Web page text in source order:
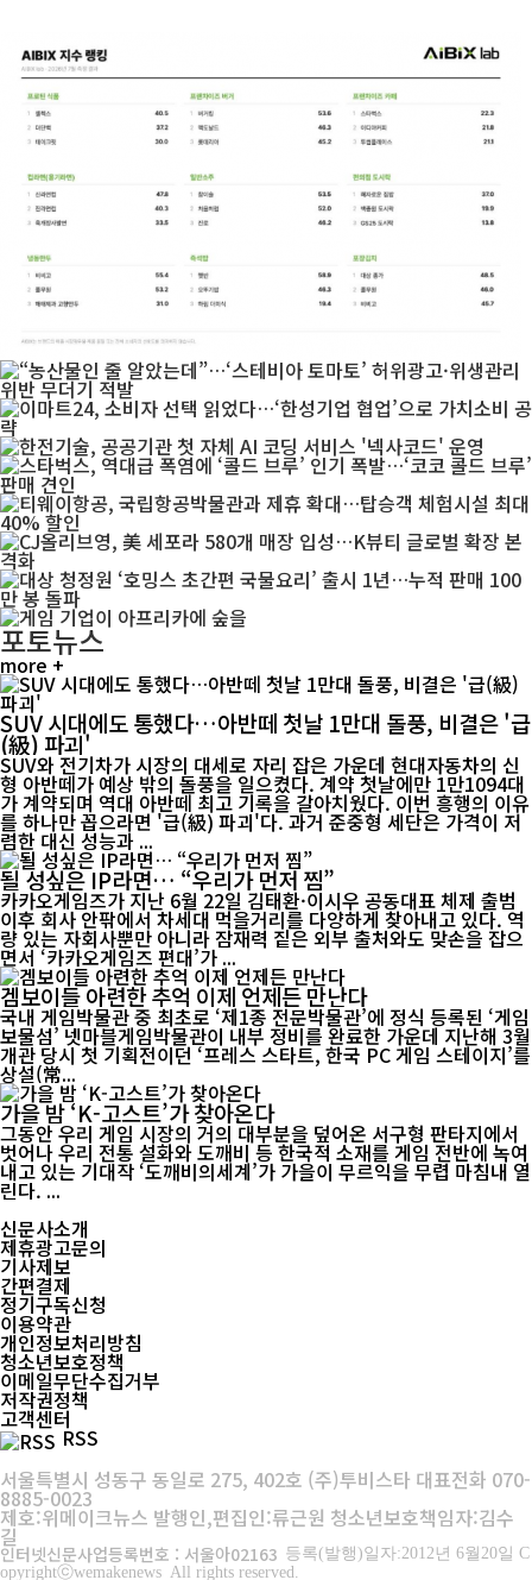
포토뉴스
more +
SUV 시대에도 통했다…아반떼 첫날 1만대 돌풍, 비결은 '급
(級) 파괴'
SUV와 전기차가 시장의 대세로 자리 잡은 가운데 현대자동차의 신
형 아반떼가 예상 밖의 돌풍을 일으켰다. 계약 첫날에만 1만1094대
가 계약되며 역대 아반떼 최고 기록을 갈아치웠다. 이번 흥행의 이유
를 하나만 꼽으라면 '급(級) 파괴'다. 과거 준중형 세단은 가격이 저
렴한 대신 성능과 ...
될 성싶은 IP라면… “우리가 먼저 찜”
카카오게임즈가 지난 6월 22일 김태환·이시우 공동대표 체제 출범
이후 회사 안팎에서 차세대 먹을거리를 다양하게 찾아내고 있다. 역
량 있는 자회사뿐만 아니라 잠재력 짙은 외부 출처와도 맞손을 잡으
면서 ‘카카오게임즈 편대’가 ...
겜보이들 아련한 추억 이제 언제든 만난다
국내 게임박물관 중 최초로 ‘제1종 전문박물관’에 정식 등록된 ‘게임
보물섬’ 넷마블게임박물관이 내부 정비를 완료한 가운데 지난해 3월
개관 당시 첫 기획전이던 ‘프레스 스타트, 한국 PC 게임 스테이지’를
상설(常...
가을 밤 ‘K-고스트’가 찾아온다
그동안 우리 게임 시장의 거의 대부분을 덮어온 서구형 판타지에서
벗어나 우리 전통 설화와 도깨비 등 한국적 소재를 게임 전반에 녹여
내고 있는 기대작 ‘도깨비의세계’가 가을이 무르익을 무렵 마침내 열
린다. ...
신문사소개
제휴광고문의
기사제보
간편결제
정기구독신청
이용약관
개인정보처리방침
청소년보호정책
이메일무단수집거부
저작권정책
고객센터
RSS
서울특별시 성동구 동일로 275, 402호 (주)투비스타 대표전화 070-
8885-0023
제호:위메이크뉴스 발행인,편집인:류근원 청소년보호책임자:김수
길
인터넷신문사업등록번호 : 서울아02163 등록(발행)일자:2012년 6월20일 C
opyrightⓒwemakenews All rights reserved.